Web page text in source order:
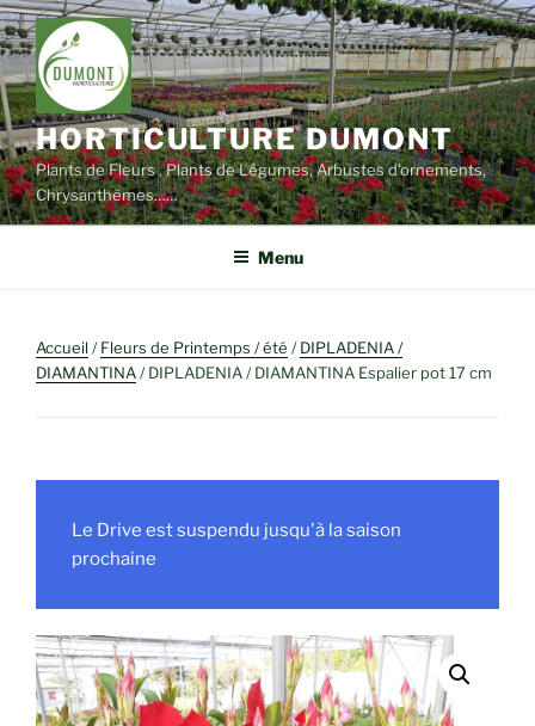
Aller
au
contenu
principal
HORTICULTURE DUMONT
Plants de Fleurs , Plants de Légumes, Arbustes d'ornements,
Chrysanthèmes……
Menu
Accueil/Fleurs de Printemps / été /DIPLADENIA /
DIAMANTINA/ DIPLADENIA / DIAMANTINA Espalier pot 17 cm
Le Drive est suspendu jusqu'à la saison
prochaine